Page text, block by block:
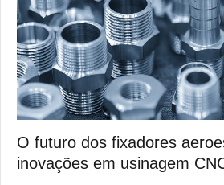
O futuro dos fixadores
inovações em usinagem